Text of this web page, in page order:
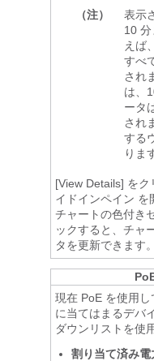
（注）
表示
10
えば
すべ
され
は、
ータ
され
する
りま
[View Details] を
イドインペイン を
チャートの色付き
ックすると、チャ
タを更新できます。
現在 PoE を使用
に当てはまるデバ
ダウンリストを使
割り当て済み電